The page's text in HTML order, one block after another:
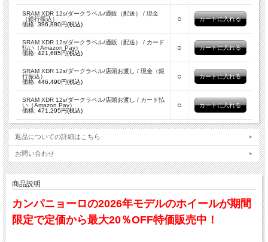
SRAM XDR 12s/ダークラベル/通販（配送） / 現金
（銀行振込）
価格: 396,880円(税込)
○
SRAM XDR 12s/ダークラベル/通販（配送） / カード
払い（Amazon Pay）
価格: 421,685円(税込)
○
SRAM XDR 12s/ダークラベル/店頭お渡し / 現金（銀
行振込）
価格: 446,490円(税込)
○
SRAM XDR 12s/ダークラベル/店頭お渡し / カード払
い（Amazon Pay）
価格: 471,295円(税込)
○
返品についての詳細はこちら
お問い合わせ
商品説明
カンパニョーロの2026年モデルのホイールが期間
限定で定価から最大20％OFF特価販売中！